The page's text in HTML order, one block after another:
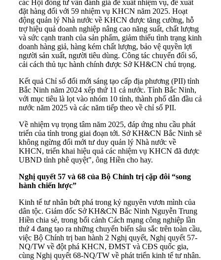
các Hội đồng tư vấn đánh giá đề xuất nhiệm vụ, đề xuất
đặt hàng đối với 59 nhiệm vụ KHCN năm 2025. Hoạt
động quản lý Nhà nước về KHCN được tăng cường, hỗ
trợ hiệu quả doanh nghiệp nâng cao năng suất, chất lượng
và sức cạnh tranh của sản phẩm, giảm thiểu tình trạng kinh
doanh hàng giả, hàng kém chất lượng, bảo vệ quyền lợi
người sản xuất, người tiêu dùng. Công tác chuyển đổi số,
cải cách thủ tục hành chính được Sở KH&CN chú trọng.
Kết quả Chỉ số đổi mới sáng tạo cấp địa phương (PII) tỉnh
Bắc Ninh năm 2024 xếp thứ 11 cả nước. Tỉnh Bắc Ninh,
với mục tiêu là lọt vào nhóm 10 tỉnh, thành phố dẫn đầu cả
nước năm 2025 và các năm tiếp theo về chỉ số PII.
Về nhiệm vụ trọng tâm năm 2025, đáp ứng nhu cầu phát
triển của tỉnh trong giai đoạn tới. Sở KH&CN Bắc Ninh sẽ
không ngừng đổi mới tư duy quản lý Nhà nước về
KHCN, triển khai hiệu quả các nhiệm vụ KHCN đã được
UBND tỉnh phê quyệt", ông Hiền cho hay.
Nghị quyết 57 và 68 của Bộ Chính trị cặp đôi “song
hành chiến lược”
Kinh tế tư nhân bứt phá trong kỷ nguyên vươn mình của
dân tộc. Giám đốc Sở KH&CN Bắc Ninh Nguyễn Trung
Hiền chia sẻ, trong bối cảnh Cách mạng công nghiệp lần
thứ 4 đang tạo ra những chuyển biến sâu sắc trên toàn cầu,
việc Bộ Chính trị ban hành 2 Nghị quyết, Nghị quyết 57-
NQ/TW về đột phá KHCN, ĐMST và CĐS quốc gia,
cùng Nghị quyết 68-NQ/TW về phát triển kinh tế tư nhân.